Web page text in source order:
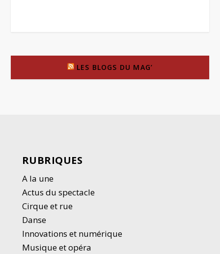
LES BLOGS DU MAG’
RUBRIQUES
A la une
Actus du spectacle
Cirque et rue
Danse
Innovations et numérique
Musique et opéra